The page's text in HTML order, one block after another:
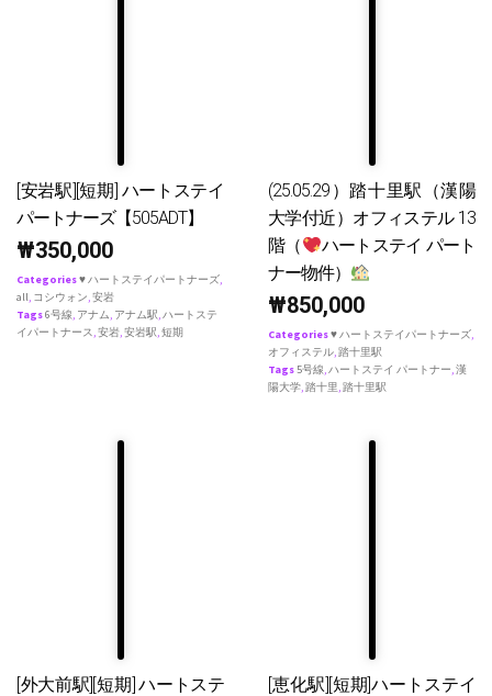
[安岩駅][短期] ハートステイ
パートナーズ【505ADT】
₩350,000
Categories♥ ハートステイパートナーズ
all コシウォン 安岩
Tags6号線 アナム アナム駅 ハートステ
イパートナース 安岩 安岩駅 短期
(25.05.29）踏十里駅（漢陽
大学付近）オフィステル 13
階（
ハートステイ パート
ナー物件）
₩850,000
Categories♥ ハートステイパートナーズ
オフィステル 踏十里駅
Tags 5号線 ハートステイ パートナー 漢
陽大学 踏十里 踏十里駅
[外大前駅][短期] ハートステ
[恵化駅][短期]ハートステイ